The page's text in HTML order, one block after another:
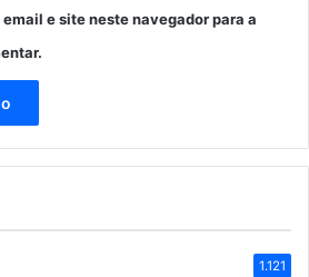
e site neste navegador para a
1.121